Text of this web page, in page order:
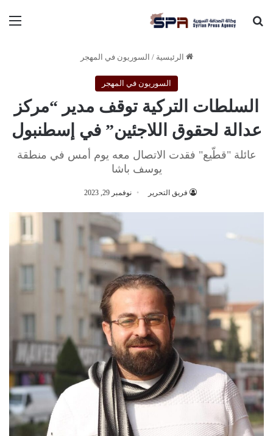
بحث عن
الرئيسية / السوريون في المهجر
السوريون في المهجر
السلطات التركية توقف مدير “مركز
عدالة لحقوق اللاجئين” في إسطنبول
عائلة "قطّيع" فقدت الاتصال معه يوم أمس في منطقة
يوسف باشا
فريق التحرير نوفمبر 29, 2023